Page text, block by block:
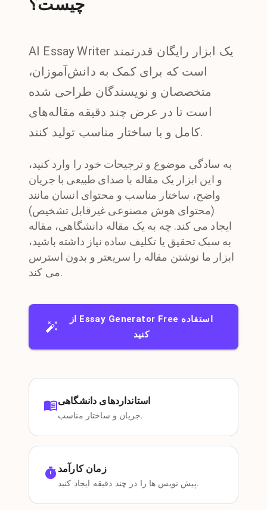
چیست؟
AI Essay Writer یک ابزار رایگان قدرتمند
است که برای کمک به دانش‌آموزان،
متخصصان و نویسندگان طراحی شده
است تا در عرض چند دقیقه مقاله‌های
کامل و با ساختار مناسب تولید کنند.
به سادگی موضوع و ترجیحات خود را وارد کنید،
و این ابزار یک مقاله با صدای طبیعی با جریان
واضح، ساختار مناسب و محتوای انسان مانند
(محتوای هوش مصنوعی غیرقابل تشخیص)
ایجاد می کند. چه به یک مقاله دانشگاهی، مقاله
به سبک تحقیق یا تکلیف ساده نیاز داشته باشید،
ابزار ما نوشتن مقاله را سریعتر و بدون استرس
می کند.
از Essay Generator Free استفاده
کنید
استانداردهای دانشگاهی
جریان و ساختار مناسب.
زمان کارآمد
پیش نویس ها را در چند دقیقه ایجاد کنید.